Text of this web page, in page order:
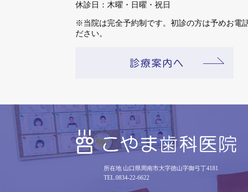
休診日：木曜・日曜・祝日
※当院は完全予約制です。初診の方は予めお電
ださい。
所在地 山口県周南市大字徳山字御弓丁4181
TEL.0834-22-6622